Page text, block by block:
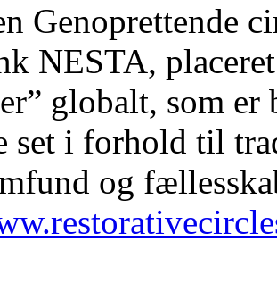
Genoprettende
NESTA,
globalt, som
set i forhold til
og